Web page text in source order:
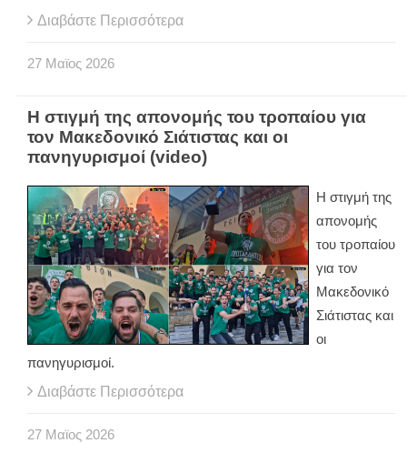
Διαβάστε Περισσότερα
27 Μαϊος 2026
Η στιγμή της απονομής του τροπαίου για
τον Μακεδονικό Σιάτιστας και οι
πανηγυρισμοί (video)
Η στιγμή της
απονομής
του τροπαίου
για τον
Μακεδονικό
Σιάτιστας και
οι
πανηγυρισμοί.
Διαβάστε Περισσότερα
27 Μαϊος 2026